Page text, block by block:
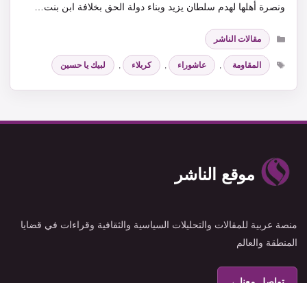
ونصرة أهلها لهدم سلطان يزيد وبناء دولة الحق بخلافة ابن بنت…
التصنيفات
مقالات الناشر
الوسوم
المقاومة , عاشوراء , كربلاء , لبيك يا حسين
موقع الناشر
منصة عربية للمقالات والتحليلات السياسية والثقافية وقراءات في قضايا
المنطقة والعالم